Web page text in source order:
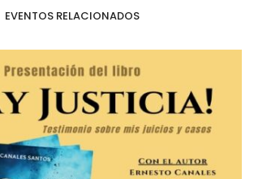
EVENTOS RELACIONADOS